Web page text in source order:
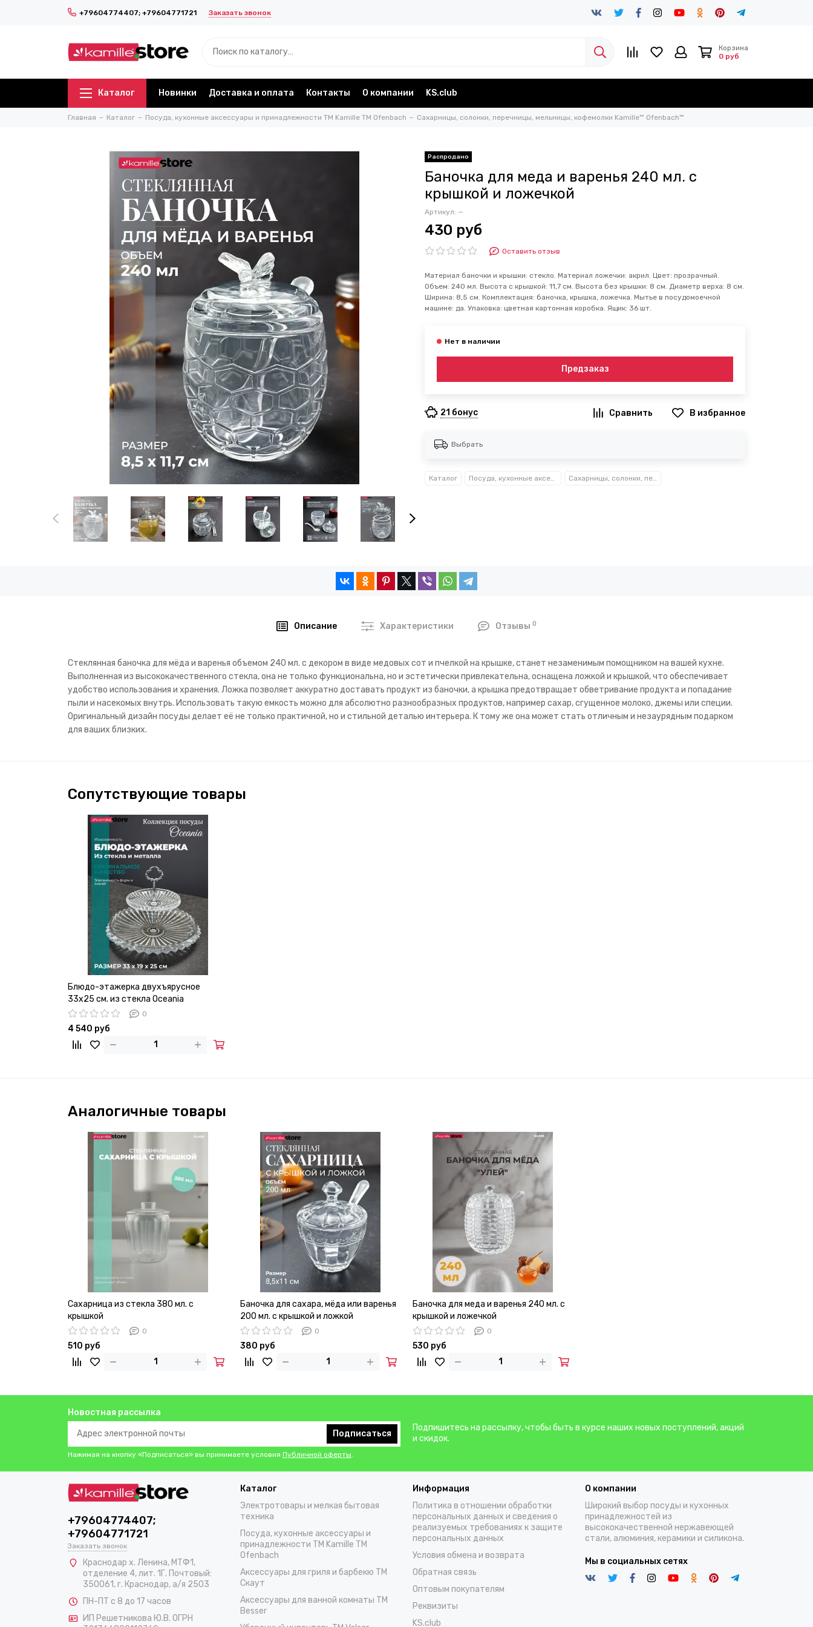
+79604774407; +79604771721 Заказать звонок
Корзина
0 руб
Каталог Новинки Доставка и оплата Контакты О компании KS.club
Главная Каталог Посуда, кухонные аксессуары и принадлежности TM Kamille TM Ofenbach Сахарницы, солонки, перечницы, мельницы, кофемолки Kamille™ Ofenbach™
Баночка для меда и варенья 240 мл. с
крышкой и ложечкой
Артикул: —
430 руб
Оставить отзыв
Материал баночки и крышки: стекло. Материал ложечки: акрил. Цвет: прозрачный.
Объем: 240 мл. Высота с крышкой: 11,7 см. Высота без крышки: 8 см. Диаметр верха: 8 см.
Ширина: 8,5 см. Комплектация: баночка, крышка, ложечка. Мытье в посудомоечной
машине: да. Упаковка: цветная картонная коробка. Ящик: 36 шт.
Предзаказ
21 бонус В избранное
Выбрать
Каталог Посуда, кухонные аксессуары и принадлежности TM Kamille TM Ofenbach Сахарницы, солонки, перечницы, мельницы, кофемолки Kamille™ Ofenbach™
Описание Характеристики Отзывы 0
Стеклянная баночка для мёда и варенья объемом 240 мл. с декором в виде медовых сот и пчелкой на крышке, станет незаменимым помощником на вашей кухне.
Выполненная из высококачественного стекла, она не только функциональна, но и эстетически привлекательна, оснащена ложкой и крышкой, что обеспечивает
удобство использования и хранения. Ложка позволяет аккуратно доставать продукт из баночки, а крышка предотвращает обветривание продукта и попадание
пыли и насекомых внутрь. Использовать такую емкость можно для абсолютно разнообразных продуктов, например сахар, сгущенное молоко, джемы или специи.
Оригинальный дизайн посуды делает её не только практичной, но и стильной деталью интерьера. К тому же она может стать отличным и незаурядным подарком
для ваших близких.
Сопутствующие товары
Блюдо-этажерка двухъярусное
33х25 см. из стекла Oceania
0
4 540 руб
Аналогичные товары
Сахарница из стекла 380 мл. с
крышкой
0
510 руб
Баночка для сахара, мёда или варенья
200 мл. с крышкой и ложкой
0
380 руб
Баночка для меда и варенья 240 мл. с
крышкой и ложечкой
0
530 руб
Новостная рассылка
Подписаться
Нажимая на кнопку «Подписаться» вы принимаете условия Публичной оферты.
Подпишитесь на рассылку, чтобы быть в курсе наших новых поступлений, акций
и скидок.
+79604774407;
+79604771721
Заказать звонок
Краснодар х. Ленина, МТФ1,
отделение 4, лит. 1Г. Почтовый:
350061, г. Краснодар, а/я 2503
ПН-ПТ с 8 до 17 часов
ИП Решетникова Ю.В. ОГРН
Каталог
Электротовары и мелкая бытовая
техника
Посуда, кухонные аксессуары и
принадлежности TM Kamille TM
Ofenbach
Аксессуары для гриля и барбекю TM
Скаут
Аксессуары для ванной комнаты TM
Besser
Информация
Политика в отношении обработки
персональных данных и сведения о
реализуемых требованиях к защите
персональных данных
Условия обмена и возврата
Обратная связь
Оптовым покупателям
Реквизиты
KS.club
О компании
Широкий выбор посуды и кухонных
принадлежностей из
высококачественной нержавеющей
стали, алюминия, керамики и силикона.
Мы в социальных сетях